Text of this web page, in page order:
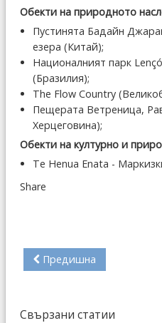
Обекти на природното
Пустинята Бадайн
езера (Китай);
Националният парк
(Бразилия);
The Flow Country
Пещерата Ветреница,
Херцеговина);
Обекти на културно и
Te Henua Enata -
Share
Предишна
Свързани статии